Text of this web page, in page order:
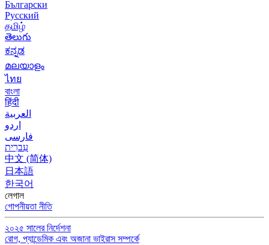
Български
Русский
தமிழ்
తెలుగు
ಕನ್ನಡ
മലയാളം
ไทย
বাংলা
हिंदी
العربية
اردو
فارسی
עִברִית
中文 (简体)
日本語
한국어
লেগাল
গোপনীয়তা নীতি
২০২৫ সালের নির্দেশনা
রোগ, প্যান্ডেমিক এবং অজানা ভাইরাস সম্পর্কে